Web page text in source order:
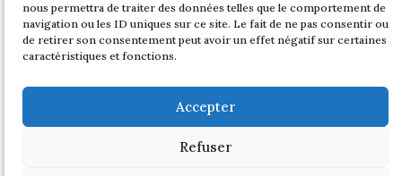
nous permettra de traiter des données telles que le comportement de
navigation ou les ID uniques sur ce site. Le fait de ne pas consentir ou
de retirer son consentement peut avoir un effet négatif sur certaines
caractéristiques et fonctions.
Accepter
Refuser
Tél : 02 32 14 47 17
Horaires
Du lundi au vendredi
de 08h30 à 12h et de 14h à 17h